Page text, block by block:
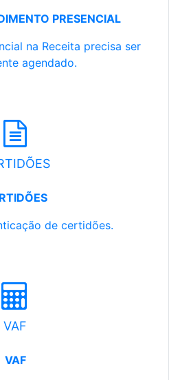
PRESENCIAL
na Receita precisa ser
agendado.
de certidões.
VAF
VAF